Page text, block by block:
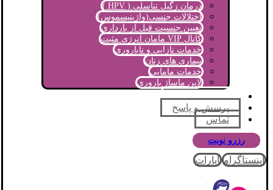
درمان زگیل تناسلی ( HPV )
اختلالات جنسی(واژینیسموس)
تعیین جنسیت قبل از بارداری
کانال VIP مامان انرژی مثبت
خدمات نازایی و ناباروری
بیماری های زنان
خدمات مامایی
لاین ماساژ باروری
مجله آموزشی
پرسش و پاسخ
تماس
رزرو نوبت
اینستاگرام آپارات